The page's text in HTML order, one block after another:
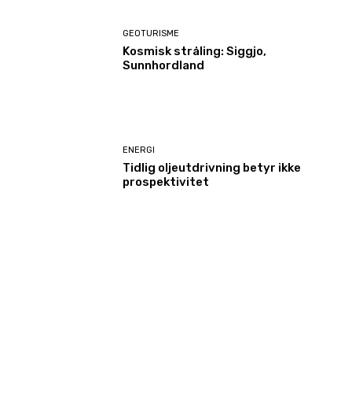
GEOTURISME
Kosmisk stråling: Siggjo,
Sunnhordland
ENERGI
Tidlig oljeutdrivning betyr ikke
prospektivitet